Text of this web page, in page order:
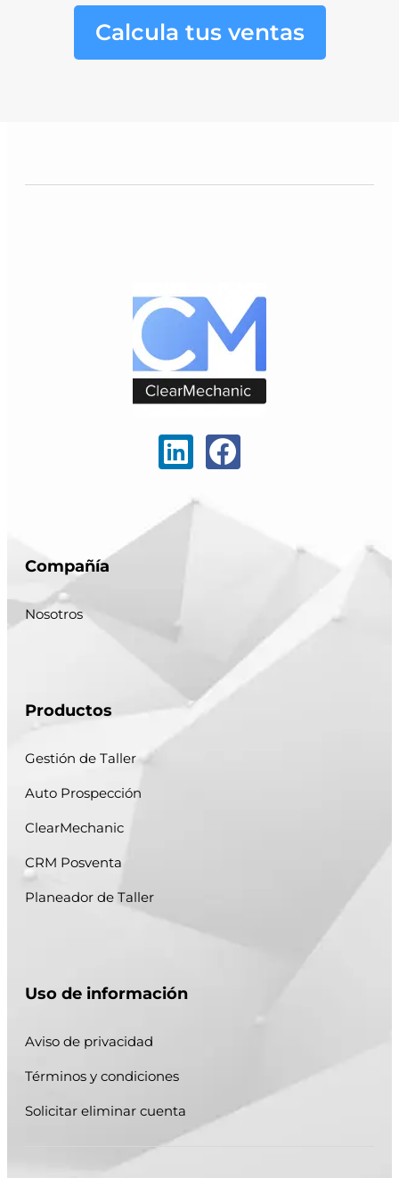
Calcula tus ventas
Compañía
Nosotros
Productos
Gestión de Taller
Auto Prospección
ClearMechanic
CRM Posventa
Planeador de Taller
Uso de información
Aviso de privacidad
Términos y condiciones
Solicitar eliminar cuenta